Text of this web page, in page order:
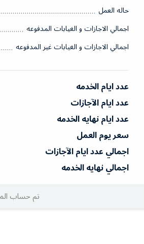
حاله العمل
اجمالي الاجازات و الغيابات المدفوعه
اجمالي الاجازات و الغيابات غير المدفوعه
عدد ايام الخدمه
عدد ايام الآجازات
عدد ايام نهايه الخدمه
سعر يوم العمل
اجمالي عدد ايام الآجازات
اجمالي نهايه الخدمه
تم حساب